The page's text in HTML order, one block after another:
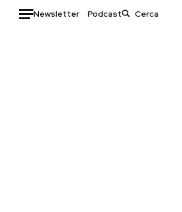
Newsletter Podcast
Storie/
Ok